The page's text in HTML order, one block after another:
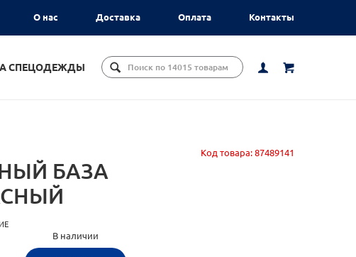
О нас Доставка Оплата Контакты
СПЕЦОДЕЖДЫ
Код товара: 87489141
БАЗА
В наличии